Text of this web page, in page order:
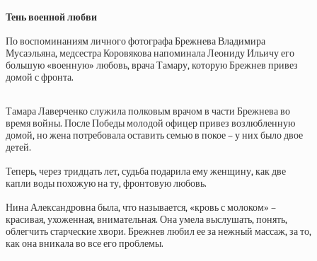
Тень военной любви
По воспоминаниям личного фотографа Брежнева Владимира
Мусаэльяна, медсестра Коровякова напоминала Леониду Ильичу его
большую «военную» любовь, врача Тамару, которую Брежнев привез
домой с фронта.
Тамара Лаверченко служила полковым врачом в части Брежнева во
время войны. После Победы молодой офицер привез возлюбленную
домой, но жена потребовала оставить семью в покое – у них было двое
детей.
Теперь, через тридцать лет, судьба подарила ему женщину, как две
капли воды похожую на ту, фронтовую любовь.
Нина Александровна была, что называется, «кровь с молоком» –
красивая, ухоженная, внимательная. Она умела выслушать, понять,
облегчить старческие хвори. Брежнев любил ее за нежный массаж, за то,
как она вникала во все его проблемы.